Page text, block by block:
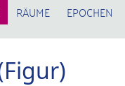
RÄUME EPOCHEN